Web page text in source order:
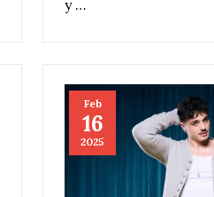
y …
Feb
16
2025